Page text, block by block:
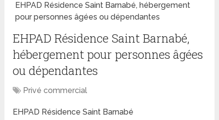
EHPAD Résidence Saint Barnabé, hébergement
pour personnes âgées ou dépendantes
EHPAD Résidence Saint Barnabé,
hébergement pour personnes âgées
ou dépendantes
Privé commercial
EHPAD Résidence Saint Barnabé